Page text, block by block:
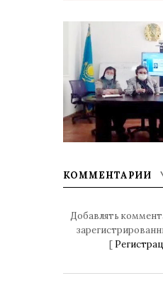
КОММЕНТАРИИ
Добавлять
[